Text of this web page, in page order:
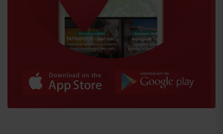
Przyjazd